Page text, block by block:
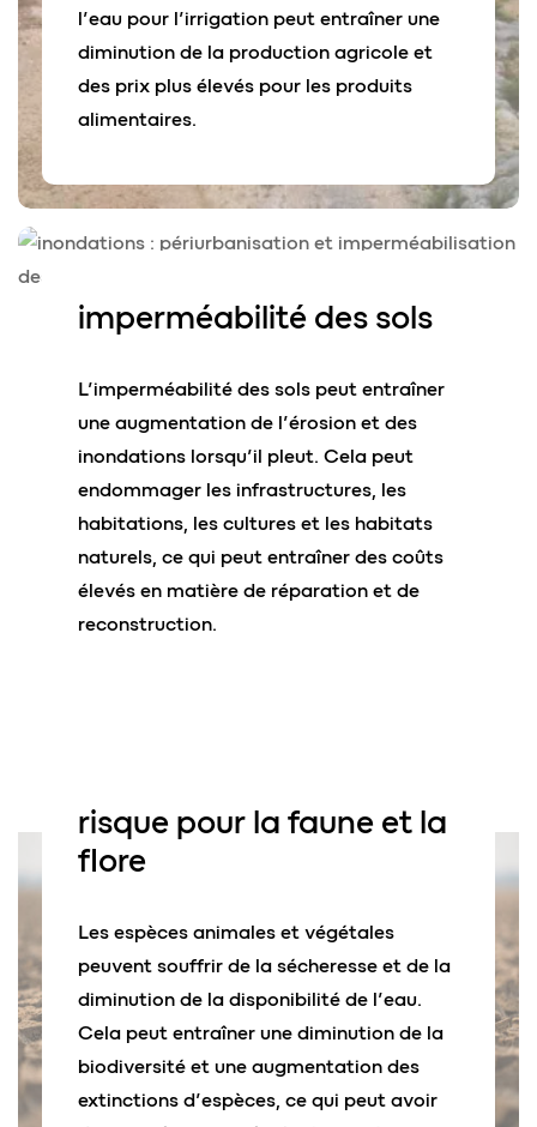
l’eau pour l’irrigation peut entraîner une
diminution de la production agricole et
des prix plus élevés pour les produits
alimentaires.
imperméabilité des sols
L’imperméabilité des sols peut entraîner
une augmentation de l’érosion et des
inondations lorsqu’il pleut. Cela peut
endommager les infrastructures, les
habitations, les cultures et les habitats
naturels, ce qui peut entraîner des coûts
élevés en matière de réparation et de
reconstruction.
risque pour la faune et la
flore
Les espèces animales et végétales
peuvent souffrir de la sécheresse et de la
diminution de la disponibilité de l’eau.
Cela peut entraîner une diminution de la
biodiversité et une augmentation des
extinctions d’espèces, ce qui peut avoir